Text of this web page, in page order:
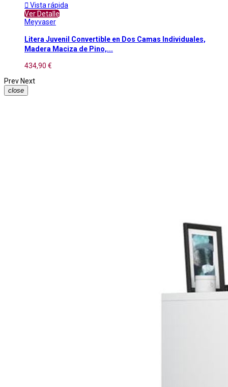
 Vista rápida
Ver Detalle
Meyvaser
Litera Juvenil Convertible en Dos Camas Individuales,
Madera Maciza de Pino,...
434,90 €
Prev Next
close